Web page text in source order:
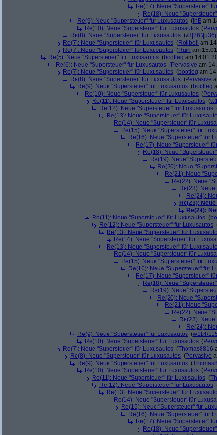
Re(17): Neue "Supersteuer"
Re(18): Neue
Re(9): Neue "Supersteuer" für Luxusautos (thE am
Re(10): Neue "Supersteuer" für Luxusautos (
Re(8): Neue "Supersteuer" für Luxusautos (\/
Re(7): Neue "Supersteuer" für Luxusautos (Roliboli am
Re(7): Neue "Supersteuer" für Luxusautos (Rain am
Re(5): Neue "Supersteuer" für Luxusautos (bootleg am
Re(6): Neue "Supersteuer" für Luxusautos (Pervasive am
Re(7): Neue "Supersteuer" für Luxusautos (bootleg am
Re(8): Neue "Supersteuer" für Luxusautos (Pervasive
Re(9): Neue "Supersteuer" für Luxusautos (bootleg
Re(10): Neue "Supersteuer" für Luxusautos (
Re(11): Neue "Supersteuer" für Luxusautos (
Re(12): Neue "Supersteuer" für Luxusautos
Re(13): Neue "Supersteuer" für
Re(14): Neue "Supersteuer" für
Re(15): Neue "Supersteuer" für
Re(16): Neue "Supersteuer" für
Re(17): Neue "Supersteuer"
Re(18): Neue
Re(19): Neue
Re(20): Neue
Re(21): Neue
Re(22): Neue
Re(23):
Re(24):
Re(23):
Re(24):
Re(11): Neue "Supersteuer" für Luxusautos (
Re(12): Neue "Supersteuer" für Luxusautos
Re(13): Neue "Supersteuer" für
Re(14): Neue "Supersteuer" für
Re(13): Neue "Supersteuer" für
Re(14): Neue "Supersteuer" für
Re(15): Neue "Supersteuer" für
Re(16): Neue "Supersteuer" für
Re(17): Neue "Supersteuer"
Re(18): Neue
Re(19): Neue
Re(20): Neue
Re(21): Neue
Re(22): Neue
Re(23):
Re(24):
Re(9): Neue "Supersteuer" für Luxusautos (w114/
Re(10): Neue "Supersteuer" für Luxusautos (
Re(7): Neue "Supersteuer" für Luxusautos (Thomas8816
Re(8): Neue "Supersteuer" für Luxusautos (Pervasive
Re(9): Neue "Supersteuer" für Luxusautos (
Re(10): Neue "Supersteuer" für Luxusautos (
Re(11): Neue "Supersteuer" für Luxusautos (
Re(12): Neue "Supersteuer" für Luxusautos
Re(13): Neue "Supersteuer" für
Re(14): Neue "Supersteuer" für
Re(15): Neue "Supersteuer" für
Re(16): Neue "Supersteuer" für
Re(17): Neue "Supersteuer"
Re(18): Neue